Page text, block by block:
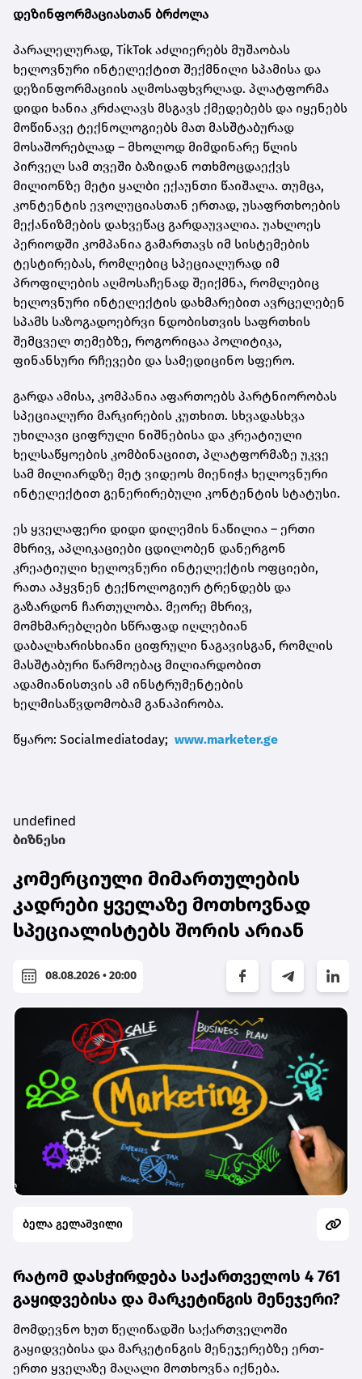
დეზინფორმაციასთან ბრძოლა
პარალელურად, TikTok აძლიერებს მუშაობას
ხელოვნური ინტელექტით შექმნილი სპამისა და
დეზინფორმაციის აღმოსაფხვრლად. პლატფორმა
დიდი ხანია კრძალავს მსგავს ქმედებებს და იყენებს
მოწინავე ტექნოლოგიებს მათ მასშტაბურად
მოსაშორებლად – მხოლოდ მიმდინარე წლის
პირველ სამ თვეში ბაზიდან ოთხმოცდაექვს
მილიონზე მეტი ყალბი ექაუნთი წაიშალა. თუმცა,
კონტენტის ევოლუციასთან ერთად, უსაფრთხოების
მექანიზმების დახვეწაც გარდაუვალია. უახლოეს
პერიოდში კომპანია გამართავს იმ სისტემების
ტესტირებას, რომლებიც სპეციალურად იმ
პროფილების აღმოსაჩენად შეიქმნა, რომლებიც
ხელოვნური ინტელექტის დახმარებით ავრცელებენ
სპამს საზოგადოებრვი ნდობისთვის საფრთხის
შემცველ თემებზე, როგორიცაა პოლიტიკა,
ფინანსური რჩევები და სამედიცინო სფერო.
გარდა ამისა, კომპანია აფართოებს პარტნიორობას
სპეციალური მარკირების კუთხით. სხვადასხვა
უხილავი ციფრული ნიშნებისა და კრეატიული
ხელსაწყოების კომბინაციით, პლატფორმაზე უკვე
სამ მილიარდზე მეტ ვიდეოს მიენიჭა ხელოვნური
ინტელექტით გენერირებული კონტენტის სტატუსი.
ეს ყველაფერი დიდი დილემის ნაწილია – ერთი
მხრივ, აპლიკაციები ცდილობენ დანერგონ
კრეატიული ხელოვნური ინტელექტის ოფციები,
რათა აჰყვნენ ტექნოლოგიურ ტრენდებს და
გაზარდონ ჩართულობა. მეორე მხრივ,
მომხმარებლები სწრაფად იღლებიან
დაბალხარისხიანი ციფრული ნაგავისგან, რომლის
მასშტაბური წარმოებაც მილიარდობით
ადამიანისთვის ამ ინსტრუმენტების
ხელმისაწვდომობამ განაპირობა.
წყარო: Socialmediatoday; www.marketer.ge
undefined
ბიზნესი
კომერციული მიმართულების
კადრები ყველაზე მოთხოვნად
სპეციალისტებს შორის არიან
08.08.2026 • 20:00
ბელა გელაშვილი
რატომ დასჭირდება საქართველოს 4 761
გაყიდვებისა და მარკეტინგის მენეჯერი?
მომდევნო ხუთ წელიწადში საქართველოში
გაყიდვებისა და მარკეტინგის მენეჯერებზე ერთ-
ერთი ყველაზე მაღალი მოთხოვნა იქნება.